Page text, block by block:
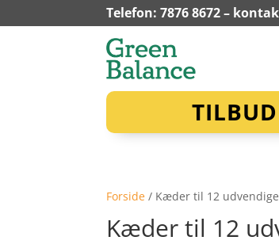
Telefon: 7876 8672 –
Forside / Kæder til 12
Kæder til 12